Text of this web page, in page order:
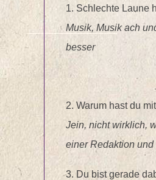
1. Schlechte Laune
Musik, Musik ach
besser
2. Warum hast du
Jein, nicht wirklich,
einer Redaktion
3. Du bist gerade